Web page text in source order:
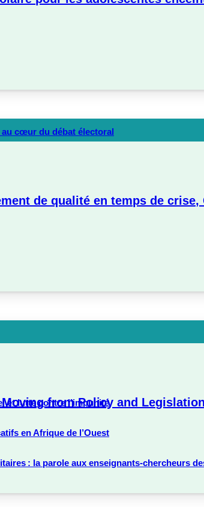
au cœur du débat électoral
et lutte contre l’impunité
en Afrique de l’Ouest
: la parole aux enseignants-chercheurs
de qualité en temps de
from Policy and Legislation